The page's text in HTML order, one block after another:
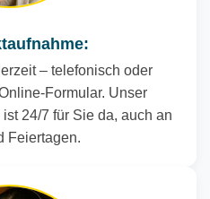
– telefonisch oder
Formular. Unser
24/7 für Sie da, auch an
Feiertagen.